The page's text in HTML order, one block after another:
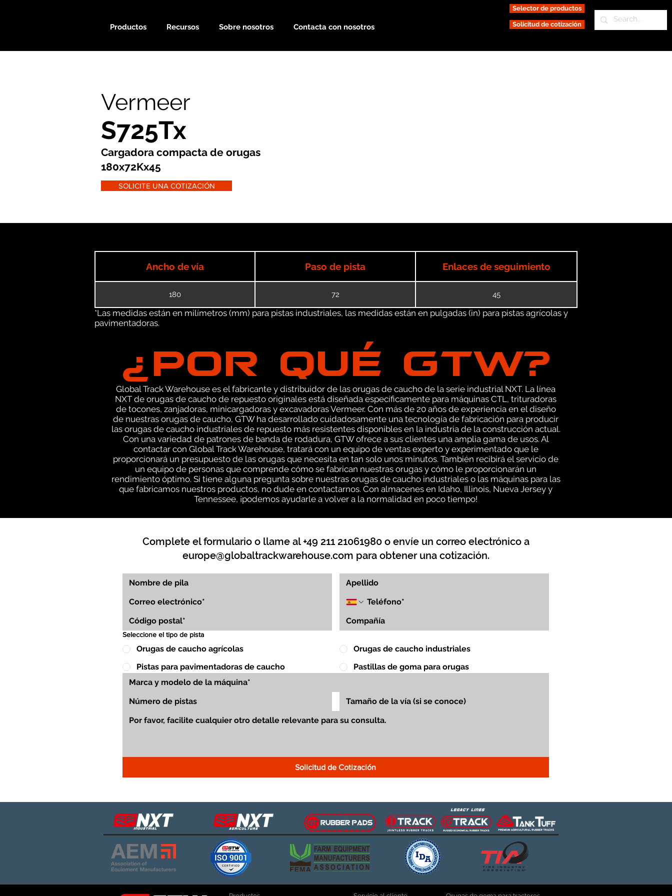
Productos Recursos Sobre nosotros Contacta con nosotros
Selector de productos
Solicitud de cotización
Vermeer
S725Tx
Cargadora compacta de orugas
180x72Kx45
SOLICITE UNA COTIZACIÓN
Ancho de vía Paso de pista Enlaces de seguimiento
180 72 45
*Las medidas están en milímetros (mm) para pistas industriales, las medidas están en pulgadas (in) para pistas agrícolas y
pavimentadoras.
¿POR QUÉ GTW?
Global Track Warehouse es el fabricante y distribuidor de las orugas de caucho de la serie industrial NXT. La línea
NXT de orugas de caucho de repuesto originales está diseñada específicamente para máquinas CTL, trituradoras
de tocones, zanjadoras, minicargadoras y excavadoras Vermeer. Con más de 20 años de experiencia en el diseño
de nuestras orugas de caucho, GTW ha desarrollado cuidadosamente una tecnología de fabricación para producir
las orugas de caucho industriales de repuesto más resistentes disponibles en la industria de la construcción actual.
Con una variedad de patrones de banda de rodadura, GTW ofrece a sus clientes una amplia gama de usos. Al
contactar con Global Track Warehouse, tratará con un equipo de ventas experto y experimentado que le
proporcionará un presupuesto de las orugas que necesita en tan solo unos minutos. También recibirá el servicio de
un equipo de personas que comprende cómo se fabrican nuestras orugas y cómo le proporcionarán un
rendimiento óptimo. Si tiene alguna pregunta sobre nuestras orugas de caucho industriales o las máquinas para las
que fabricamos nuestros productos, no dude en contactarnos. Con almacenes en Idaho, Illinois, Nueva Jersey y
Tennessee, ¡podemos ayudarle a volver a la normalidad en poco tiempo!
Complete el formulario o llame al +49 211 21061980 o envíe un correo electrónico a
europe@globaltrackwarehouse.com para obtener una cotización.
Seleccione el tipo de pista
Orugas de caucho agrícolas
Orugas de caucho industriales
Pistas para pavimentadoras de caucho
Pastillas de goma para orugas
Solicitud de Cotización